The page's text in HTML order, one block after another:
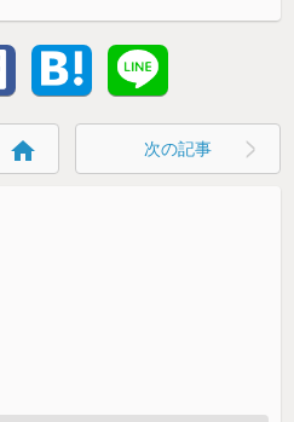
home 次の記事